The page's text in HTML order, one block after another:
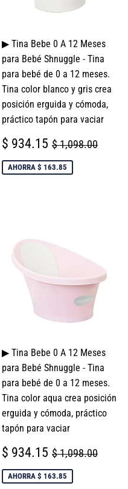
▶ Tina Bebe 0 A 12 Meses
para Bebé Shnuggle - Tina
para bebé de 0 a 12 meses.
Tina color blanco y gris crea
posición erguida y cómoda,
práctico tapón para vaciar
PRECIO
DE
VENTA
$ 934.15 $
934.15
PRECIO
$ 1,098.00
AHORRA $ 163.85
▶ Tina Bebe 0 A 12 Meses
para Bebé Shnuggle - Tina
para bebé de 0 a 12 meses.
Tina color aqua crea posición
erguida y cómoda, práctico
tapón para vaciar
PRECIO
DE
VENTA
$ 934.15 $
934.15
PRECIO
$ 1,098.00
AHORRA $ 163.85